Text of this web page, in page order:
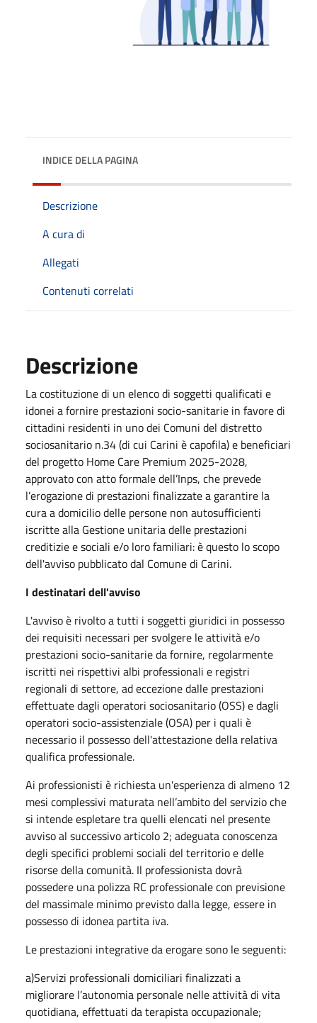
INDICE DELLA PAGINA
Descrizione
A cura di
Allegati
Contenuti correlati
Descrizione
La costituzione di un elenco di soggetti qualificati e
idonei a fornire prestazioni socio-sanitarie in favore di
cittadini residenti in uno dei Comuni del distretto
sociosanitario n.34 (di cui Carini è capofila) e beneficiari
del progetto Home Care Premium 2025-2028,
approvato con atto formale dell’Inps, che prevede
l’erogazione di prestazioni finalizzate a garantire la
cura a domicilio delle persone non autosufficienti
iscritte alla Gestione unitaria delle prestazioni
creditizie e sociali e/o loro familiari: è questo lo scopo
dell'avviso pubblicato dal Comune di Carini.
I destinatari dell'avviso
L'avviso è rivolto a tutti i soggetti giuridici in possesso
dei requisiti necessari per svolgere le attività e/o
prestazioni socio-sanitarie da fornire, regolarmente
iscritti nei rispettivi albi professionali e registri
regionali di settore, ad eccezione dalle prestazioni
effettuate dagli operatori sociosanitario (OSS) e dagli
operatori socio-assistenziale (OSA) per i quali è
necessario il possesso dell'attestazione della relativa
qualifica professionale.
Ai professionisti è richiesta un'esperienza di almeno 12
mesi complessivi maturata nell’ambito del servizio che
si intende espletare tra quelli elencati nel presente
avviso al successivo articolo 2; adeguata conoscenza
degli specifici problemi sociali del territorio e delle
risorse della comunità. Il professionista dovrà
possedere una polizza RC professionale con previsione
del massimale minimo previsto dalla legge, essere in
possesso di idonea partita iva.
Le prestazioni integrative da erogare sono le seguenti:
a)Servizi professionali domiciliari finalizzati a
migliorare l’autonomia personale nelle attività di vita
quotidiana, effettuati da terapista occupazionale;